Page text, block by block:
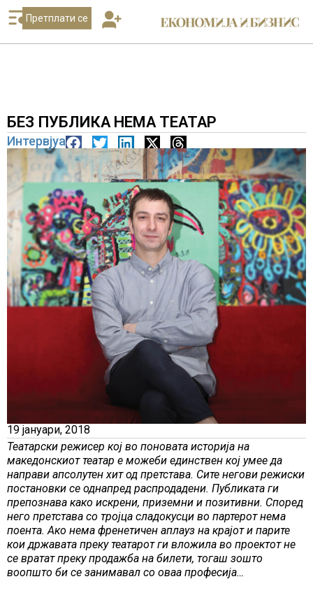
Претплати се
БЕЗ ПУБЛИКА НЕМА ТЕАТАР
Интервјуа
19 јануари, 2018
Театарски режисер кој во поновата историја на
македонскиот театар е можеби единствен кој умее да
направи апсолутен хит од претстава. Сите негови режиски
постановки се однапред распродадени. Публиката ги
препознава како искрени, приземни и позитивни. Според
него претстава со тројца сладокусци во партерот нема
поента. Ако нема френетичен аплауз на крајот и парите
кои државата преку театарот ги вложила во проектот не
се вратат преку продажба на билети, тогаш зошто
воопшто би се занимавал со оваа професија…